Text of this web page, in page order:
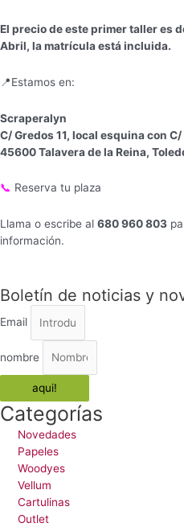
El precio de este primer taller es
Abril, la matrícula está incluida.
📍Estamos en:
Scraperalyn
C/ Gredos 11, local esquina con
45600 Talavera de la Reina,
📞 Reserva tu plaza
Llama o escribe al 680 960 803
información.
Boletín de noticias y
Email
nombre
aqui!
Categorías
Novedades
Papeles
Woodyes
Vellum
Cartulinas
Outlet